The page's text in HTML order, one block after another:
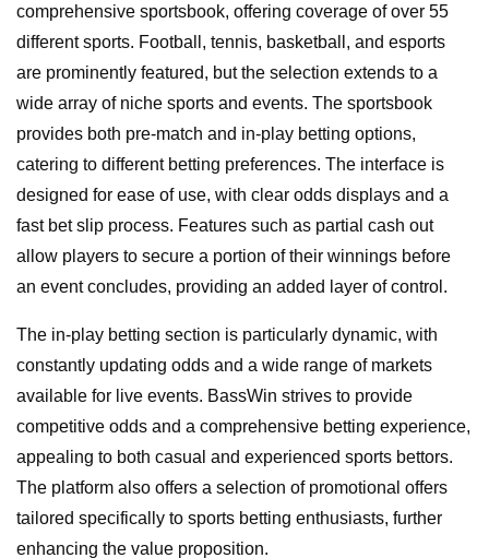
comprehensive sportsbook, offering coverage of over 55
different sports. Football, tennis, basketball, and esports
are prominently featured, but the selection extends to a
wide array of niche sports and events. The sportsbook
provides both pre-match and in-play betting options,
catering to different betting preferences. The interface is
designed for ease of use, with clear odds displays and a
fast bet slip process. Features such as partial cash out
allow players to secure a portion of their winnings before
an event concludes, providing an added layer of control.
The in-play betting section is particularly dynamic, with
constantly updating odds and a wide range of markets
available for live events. BassWin strives to provide
competitive odds and a comprehensive betting experience,
appealing to both casual and experienced sports bettors.
The platform also offers a selection of promotional offers
tailored specifically to sports betting enthusiasts, further
enhancing the value proposition.